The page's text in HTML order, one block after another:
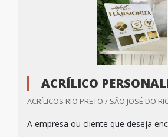
ACRÍLICO
ACRÍLICOS RIO PRETO / SÃO JOSÉ DO
A empresa ou cliente que deseja